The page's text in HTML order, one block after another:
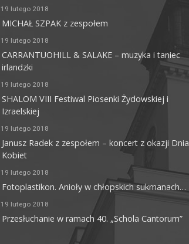
62-800 Kalisz, ul. Górnośląska 82
19 lutego 2018
MICHAŁ SZPAK z zespołem
19 lutego 2018
CARRANTUOHILL & SALAKE – muzyka i taniec
irlandzki
19 lutego 2018
SHALOM VIII Festiwal Piosenki Żydowskiej i
Izraelskiej
19 lutego 2018
Janusz Radek z zespołem – koncert z okazji Dnia
Kobiet
19 lutego 2018
Fotoplastikon. Anioły w chłopskich sukmanach…
19 lutego 2018
Przesłuchanie w ramach 40. „Schola Cantorum”